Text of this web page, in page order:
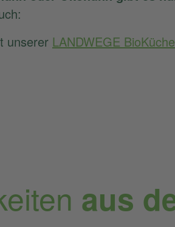
unserer LANDWEGE BioKüche
aus